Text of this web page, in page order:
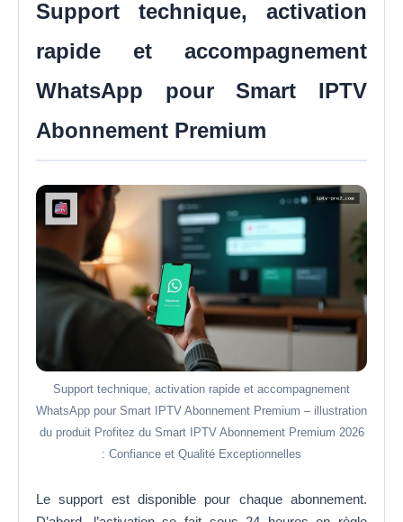
Support technique, activation
rapide et accompagnement
WhatsApp pour Smart IPTV
Abonnement Premium
Support technique, activation rapide et accompagnement
WhatsApp pour Smart IPTV Abonnement Premium – illustration
du produit Profitez du Smart IPTV Abonnement Premium 2026
: Confiance et Qualité Exceptionnelles
Le support est disponible pour chaque abonnement.